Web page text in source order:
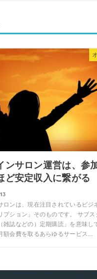
ンサロン運営は、参
ど安定収入に繋がる
ロンは、現在注目されているビジ
プション」そのものです。 サブ
雑誌などの）定期購読」を意味し
額会費を取るあらゆるサービス...